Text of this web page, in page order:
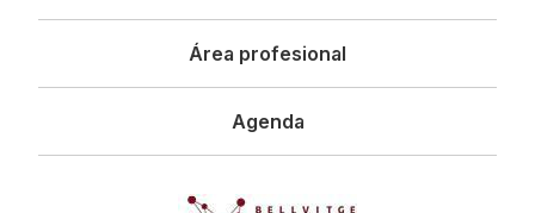
Área profesional
Agenda